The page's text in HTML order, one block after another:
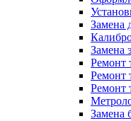
Замена
Замена
Ремонт
Ремонт
Ремонт
Замена